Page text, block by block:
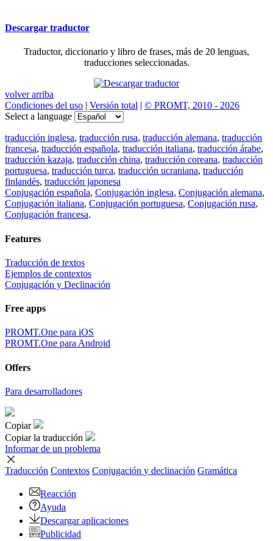
Descargar traductor
Traductor, diccionario y libro de frases, más de 20 lenguas,
traducciones seleccionadas.
volver arriba
Condiciones del uso | Versión total | © PROMT, 2010 - 2026
Select a language
traducción inglesa, traducción rusa, traducción alemana, traducción
francesa, traducción española, traducción italiana, traducción árabe,
traducción kazaja, traducción china, traducción coreana, traducción
portuguesa, traducción turca, traducción ucraniana, traducción
finlandés, traducción japonesa
Conjugación española, Conjugación inglesa, Conjugación alemana,
Conjugación italiana, Conjugación portuguesa, Conjugación rusa,
Conjugación francesa.
Features
Traducción de textos
Ejemplos de contextos
Conjugación y Declinación
Free apps
PROMT.One para iOS
PROMT.One para Android
Offers
Para desarrolladores
Copiar
Copiar la traducción
Informar de un problema
Traducción Contextos Conjugación y declinación Gramática
Reacción
Ayuda
Descargar aplicaciones
Publicidad